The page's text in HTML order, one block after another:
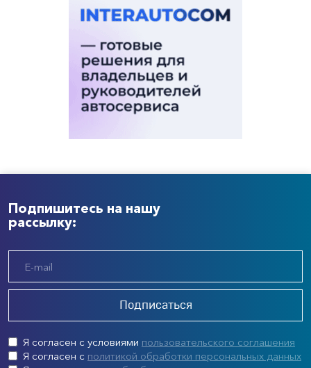
Подпишитесь на нашу
рассылку:
Подписаться
Я согласен с условиями пользовательского соглашения
Я согласен с политикой обработки персональных данных